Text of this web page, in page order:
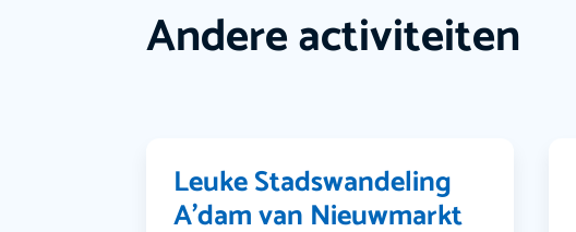
Andere activiteiten
Leuke Stadswandeling
A’dam van Nieuwmarkt